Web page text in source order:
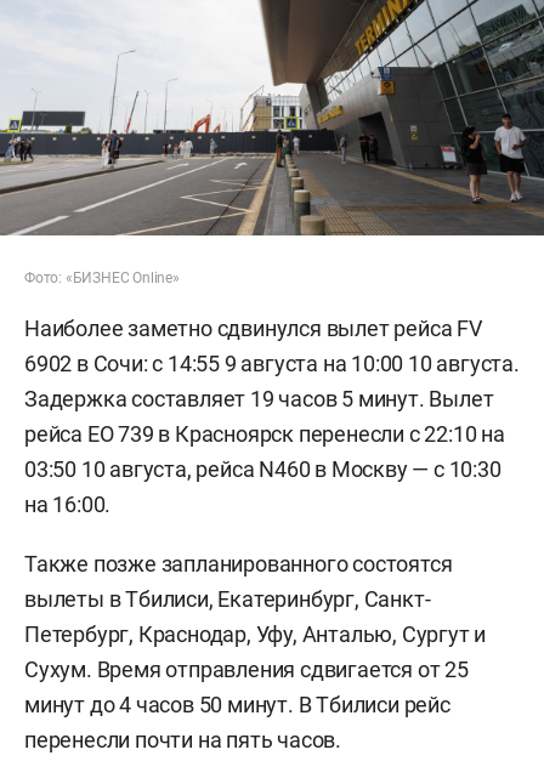
Фото: «БИЗНЕС Online»
Наиболее заметно сдвинулся вылет рейса FV
6902 в Сочи: с 14:55 9 августа на 10:00 10 августа.
Задержка составляет 19 часов 5 минут. Вылет
рейса EO 739 в Красноярск перенесли с 22:10 на
03:50 10 августа, рейса N460 в Москву — с 10:30
на 16:00.
Также позже запланированного состоятся
вылеты в Тбилиси, Екатеринбург, Санкт-
Петербург, Краснодар, Уфу, Анталью, Сургут и
Сухум. Время отправления сдвигается от 25
минут до 4 часов 50 минут. В Тбилиси рейс
перенесли почти на пять часов.